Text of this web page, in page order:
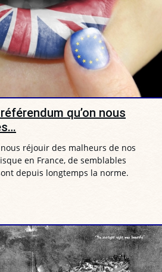
qu’on nous
réjouir des malheurs de nos
en France, de semblables
depuis longtemps la norme.